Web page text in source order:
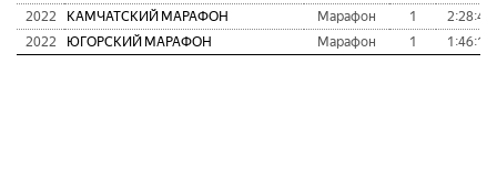
2022
КАМЧАТСКИЙ МАРАФОН Марафон 1
2:28:40
2022
ЮГОРСКИЙ МАРАФОН Марафон 1 1:46:19